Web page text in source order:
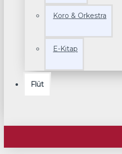
Koro & Orkestra
E-Kitap
Flüt